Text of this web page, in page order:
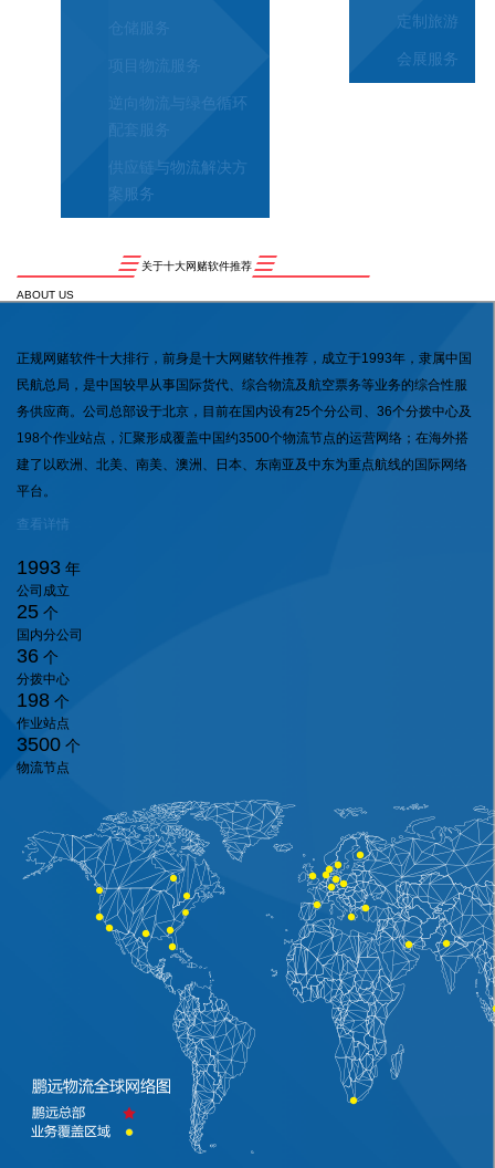
仓储服务
项目物流服务
逆向物流与绿色循环
配套服务
供应链与物流解决方
案服务
定制旅游
会展服务
关于十大网赌软件推荐
ABOUT US
正规网赌软件十大排行，前身是十大网赌软件推荐，成立于1993年，隶属中国
民航总局，是中国较早从事国际货代、综合物流及航空票务等业务的综合性服
务供应商。公司总部设于北京，目前在国内设有25个分公司、36个分拨中心及
198个作业站点，汇聚形成覆盖中国约3500个物流节点的运营网络；在海外搭
建了以欧洲、北美、南美、澳洲、日本、东南亚及中东为重点航线的国际网络
平台。
查看详情
1993 年
公司成立
25 个
国内分公司
36 个
分拨中心
198 个
作业站点
3500 个
物流节点